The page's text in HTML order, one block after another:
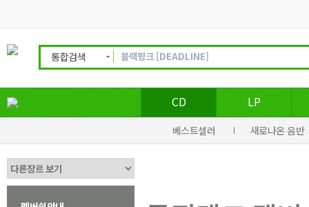
통합검색
CD LP
베스트셀러 새로나온 음반